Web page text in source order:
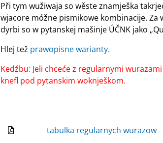
Při tym wužiwaja so wěste znamješka
wjacore móžne pismikowe kombinacije.
dyrbi so w pytanskej mašinje ÚČNK jako
Hlej tež prawopisne warianty.
Kedźbu: Jeli chceće z regularnymi
knefl pod pytanskim woknješkom.
tabulka regularnych wurazow